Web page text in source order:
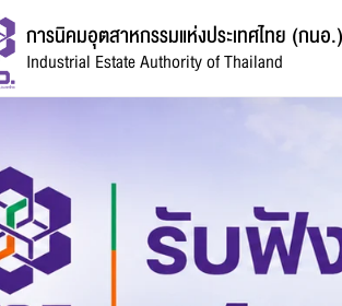
การนิคมอุตสาหกรรมแห่งประเทศไทย (กนอ.)
Industrial Estate Authority of Thailand